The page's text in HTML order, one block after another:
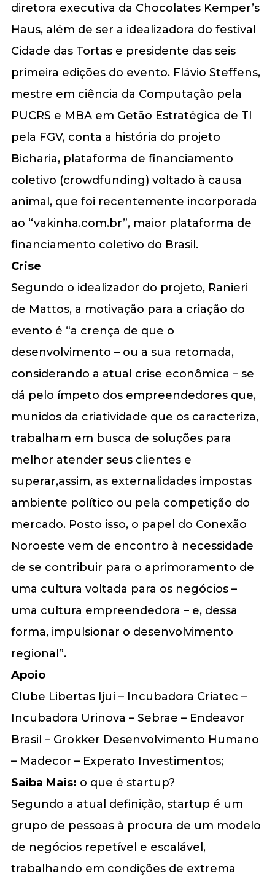
diretora executiva da Chocolates Kemper’s
Haus, além de ser a idealizadora do festival
Cidade das Tortas e presidente das seis
primeira edições do evento. Flávio Steffens,
mestre em ciência da Computação pela
PUCRS e MBA em Getão Estratégica de TI
pela FGV, conta a história do projeto
Bicharia, plataforma de financiamento
coletivo (crowdfunding) voltado à causa
animal, que foi recentemente incorporada
ao “vakinha.com.br”, maior plataforma de
financiamento coletivo do Brasil.
Crise
Segundo o idealizador do projeto, Ranieri
de Mattos, a motivação para a criação do
evento é “a crença de que o
desenvolvimento – ou a sua retomada,
considerando a atual crise econômica – se
dá pelo ímpeto dos empreendedores que,
munidos da criatividade que os caracteriza,
trabalham em busca de soluções para
melhor atender seus clientes e
superar,assim, as externalidades impostas
ambiente político ou pela competição do
mercado. Posto isso, o papel do Conexão
Noroeste vem de encontro à necessidade
de se contribuir para o aprimoramento de
uma cultura voltada para os negócios –
uma cultura empreendedora – e, dessa
forma, impulsionar o desenvolvimento
regional”.
Apoio
Clube Libertas Ijuí – Incubadora Criatec –
Incubadora Urinova – Sebrae – Endeavor
Brasil – Grokker Desenvolvimento Humano
– Madecor – Experato Investimentos;
Saiba Mais: o que é startup?
Segundo a atual definição, startup é um
grupo de pessoas à procura de um modelo
de negócios repetível e escalável,
trabalhando em condições de extrema